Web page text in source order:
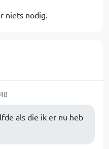
niets nodig.
als die ik er nu heb